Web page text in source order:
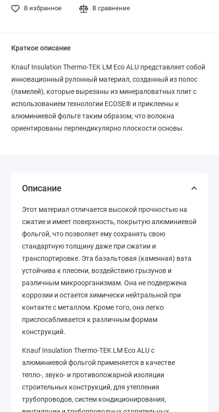
В избранное В сравнение
Краткое описание
Knauf Insulation Thermo-TEK LM Eco ALU представляет собой
инновационный рулонный материал, созданный из полос
(ламелей), которые вырезаны из минераловатных плит с
использованием технологии ECOSE® и приклеены к
алюминиевой фольге таким образом, что волокна
ориентированы перпендикулярно плоскости основы.
Описание
Этот материал отличается высокой прочностью на
сжатие и имеет поверхность, покрытую алюминиевой
фольгой, что позволяет ему сохранять свою
стандартную толщину даже при сжатии и
транспортировке. Эта базальтовая (каменная) вата
устойчива к плесени, воздействию грызунов и
различным микроорганизмам. Она не подвержена
коррозии и остается химически нейтральной при
контакте с металлом. Кроме того, она легко
приспосабливается к различным формам
конструкций.
Knauf Insulation Thermo-TEK LM Eco ALU с
алюминиевой фольгой применяется в качестве
тепло-, звуко- и противопожарной изоляции
строительных конструкций, для утепления
трубопроводов, систем кондиционирования,